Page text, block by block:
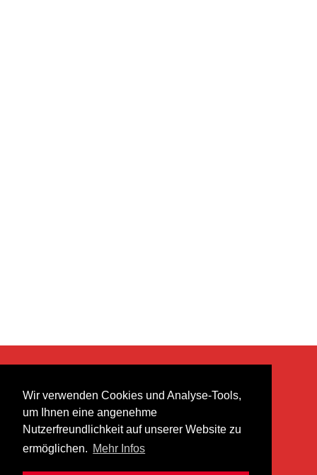
Wir verwenden Cookies und Analyse-Tools,
um Ihnen eine angenehme
Nutzerfreundlichkeit auf unserer Website zu
ermöglichen. Mehr Infos
heer musik ag
Lättenstrasse 35
8952 Schlieren
info@heermusic.com